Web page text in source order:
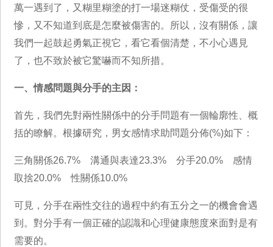
萬一遇到了，又糊里糊塗的打一場迷糊仗，受傷受的很
慘，又不知道到底是怎麼被傷害的。所以，沒有關係，讓
我們一起鼓起勇氣正視它，看它看個清楚，不小心遇見
了，也不致於被它驚嚇而不知所措。
一、情感問題與分手的主因：
首先，我們先對兩性關係中的分手問題有一個輪廓性、概
括的瞭解。根據研究，男女感情求助問題分佈(%)如下：
三角關係26.7% 溝通與表達23.3% 分手20.0% 感情
取捨20.0% 性關係10.0%
可見，分手在兩性交往的過程中約有五分之一的機會會遇
到。對分手有一個正確的認識和心理健康態度來面對是有
需要的。